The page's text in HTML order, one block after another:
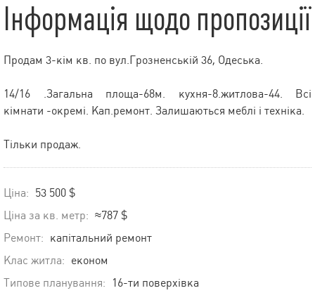
Інформація щодо пропозиції
Продам 3-кім кв. по вул.Грозненській 36, Одеська.
14/16 .Загальна площа-68м. кухня-8.житлова-44. Всі
кімнати -окремі. Кап.ремонт. Залишаються меблі і техніка.
Тільки продаж.
Ціна: 53 500 $
Ціна за кв. метр: ≈787 $
Ремонт: капітальний ремонт
Клас житла: економ
Типове планування:
16-ти поверхівка